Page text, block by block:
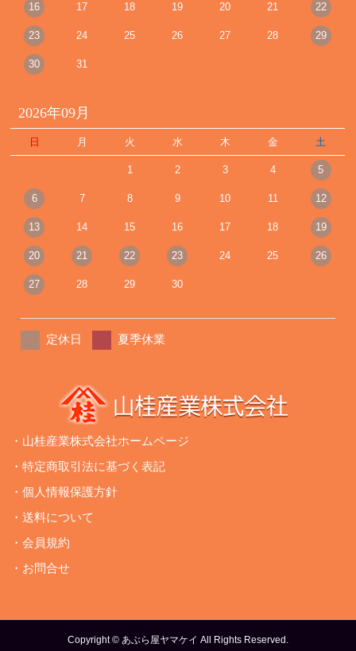
16 17 18 19 20 21 22
23 24 25 26 27 28 29
30 31
2026年09月
日 月 火 水 木 金 土
1 2 3 4 5
6 7 8 9 10 11 12
13 14 15 16 17 18 19
20 21 22 23 24 25 26
27 28 29 30
定休日 夏季休業
・山桂産業株式会社ホームページ
・特定商取引法に基づく表記
・個人情報保護方針
・送料について
・会員規約
・お問合せ
Copyright © あぶら屋ヤマケイ All Rights Reserved.